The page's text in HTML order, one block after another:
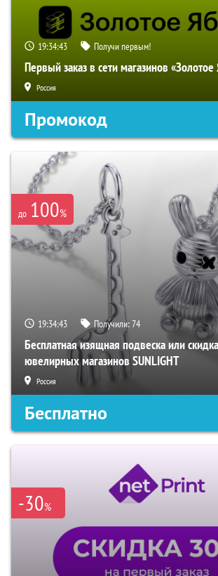
19:34:42 Получи первым!
Первый заказ в сети магазинов
Россия
Промокод
до 100%
19:34:42 Получили:74
Бесплатная изящная подвеска или
ювелирных магазинов SUNLIGHT
Россия
Бесплатно
-30%